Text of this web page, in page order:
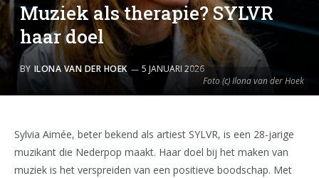
Foto (c) Ilona van der Hoek
Muziek als therapie? SYLVR
haar doel
BY ILONA VAN DER HOEK 5 JANUARI 2026
Sylvia Aimée, beter bekend als artiest SYLVR, is een 28-jarige
muzikant die Nederpop maakt. Haar doel bij het maken van
muziek is het verspreiden van een positieve boodschap. Met